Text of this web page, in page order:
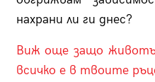
нахрани ли ги днес?
Виж още защо
всичко е в твоите